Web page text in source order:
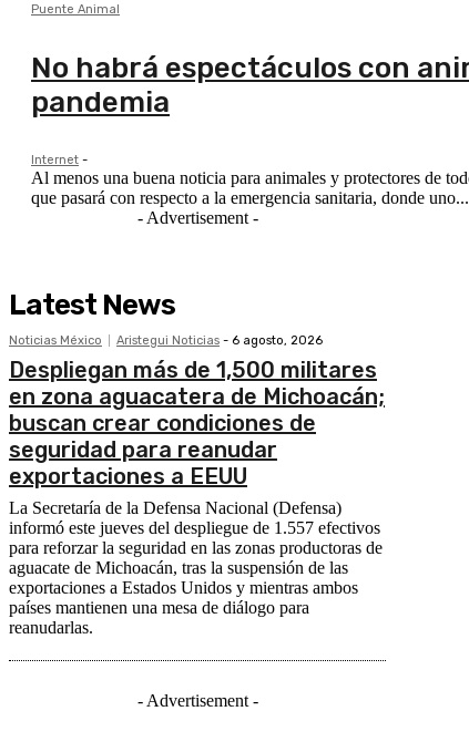
Puente Animal
No habrá espectáculos con
pandemia
Internet -
Al menos una buena noticia para animales y protectores de
que pasará con respecto a la emergencia sanitaria, donde uno...
- Advertisement -
Latest News
Noticias México Aristegui Noticias - 6 agosto, 2026
Despliegan más de 1,500 militares
en zona aguacatera de Michoacán;
buscan crear condiciones de
seguridad para reanudar
exportaciones a EEUU
La Secretaría de la Defensa Nacional (Defensa)
informó este jueves del despliegue de 1.557 efectivos
para reforzar la seguridad en las zonas productoras de
aguacate de Michoacán, tras la suspensión de las
exportaciones a Estados Unidos y mientras ambos
países mantienen una mesa de diálogo para
reanudarlas.
- Advertisement -